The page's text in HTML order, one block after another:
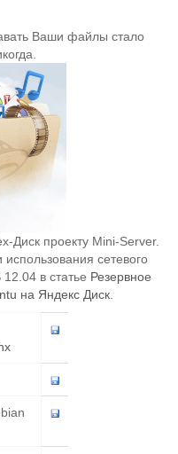
Ваши файлы стало
Диск проекту Mini-Server.
использования сетевого
в статье Резервное
на Яндекс Диск